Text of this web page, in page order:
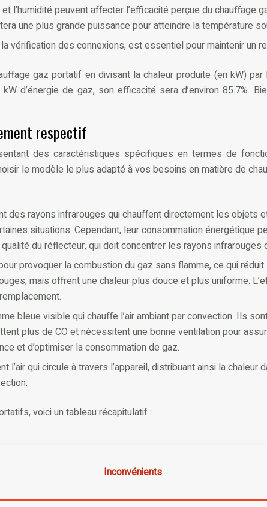
l’humidité peuvent affecter l’efficacité perçue du chauffage
une plus grande puissance pour atteindre la température
vérification des connexions, est essentiel pour maintenir un
gaz portatif en divisant la chaleur produite (en kW)
d’énergie de gaz, son efficacité sera d’environ 85.7%.
respectif
des caractéristiques spécifiques en termes de
le modèle le plus adapté à vos besoins en matière de
des rayons infrarouges qui chauffent directement les objets
situations. Cependant, leur consommation énergétique
du réflecteur, qui doit concentrer les rayons infrarouges
provoquer la combustion du gaz sans flamme, ce qui
mais offrent une chaleur plus douce et plus uniforme.
bleue visible qui chauffe l’air ambiant par convection. Ils
plus de CO et nécessitent une bonne ventilation pour
et d’optimiser la consommation de gaz.
qui circule à travers l’appareil, distribuant ainsi la
voici un tableau récapitulatif :
Inconvénients